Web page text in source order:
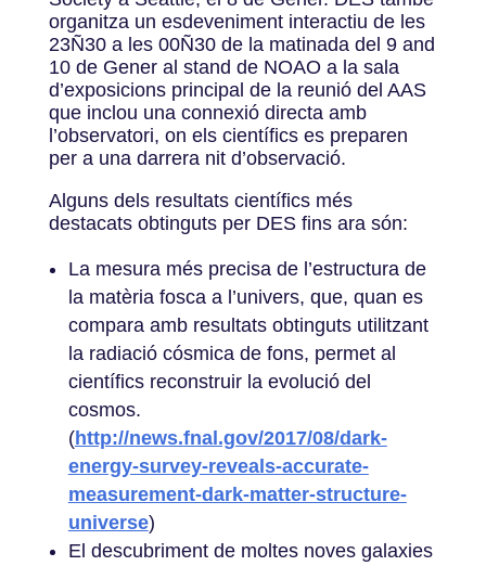
organitza un esdeveniment interactiu de les
23Ñ30 a les 00Ñ30 de la matinada del 9 and
10 de Gener al stand de NOAO a la sala
d’exposicions principal de la reunió del AAS
que inclou una connexió directa amb
l’observatori, on els científics es preparen
per a una darrera nit d’observació.
Alguns dels resultats científics més
destacats obtinguts per DES fins ara són:
La mesura més precisa de l’estructura de
la matèria fosca a l’univers, que, quan es
compara amb resultats obtinguts utilitzant
la radiació cósmica de fons, permet al
científics reconstruir la evolució del
cosmos.
(http://news.fnal.gov/2017/08/dark-
energy-survey-reveals-accurate-
measurement-dark-matter-structure-
universe)
El descubriment de moltes noves galaxies